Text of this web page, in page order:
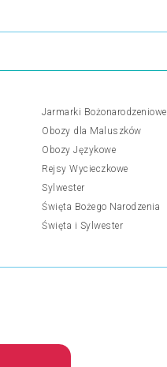
Jarmarki Bożonarodzeniowe
Obozy dla Maluszków
Obozy Językowe
Rejsy Wycieczkowe
Sylwester
Święta Bożego Narodzenia
Święta i Sylwester